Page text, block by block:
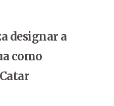
designar a
como